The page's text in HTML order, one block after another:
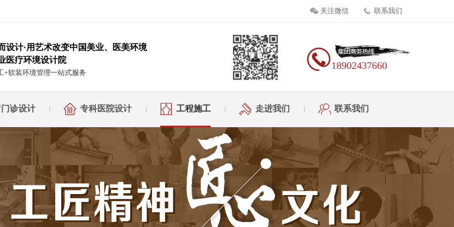
关注微信 联系我们
设计·用艺术改变中国美业、医美环境
医疗环境设计院
+软装环境管理一站式服务
18902437660
诊设计 专科医院设计 工程施工 走进我们 联系我们